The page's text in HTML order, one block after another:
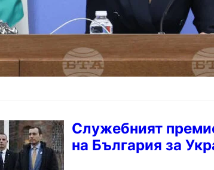
Служебният
на България за